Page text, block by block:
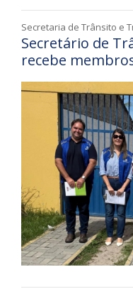
Secretaria de Trânsito e
Secretário de
recebe